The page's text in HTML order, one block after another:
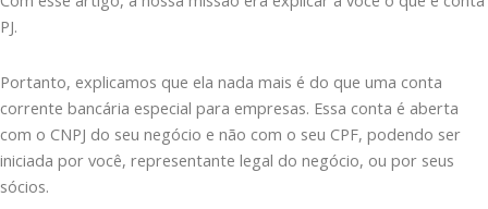
PJ.
Portanto, explicamos que ela nada mais é do que uma conta
corrente bancária especial para empresas. Essa conta é aberta
com o CNPJ do seu negócio e não com o seu CPF, podendo ser
iniciada por você, representante legal do negócio, ou por seus
sócios.